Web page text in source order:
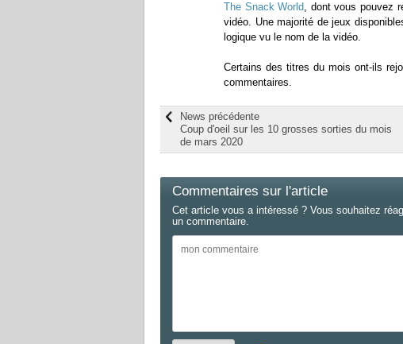
The Snack World, dont vous pouvez
vidéo. Une majorité de jeux
logique vu le nom de la vidéo.
Certains des titres du mois ont-ils
commentaires.
News précédente
Coup d'oeil sur les 10 grosses sorties du mois
de mars 2020
Commentaires sur l'article
Cet article vous a intéressé ? Vous souhaitez
un commentaire.